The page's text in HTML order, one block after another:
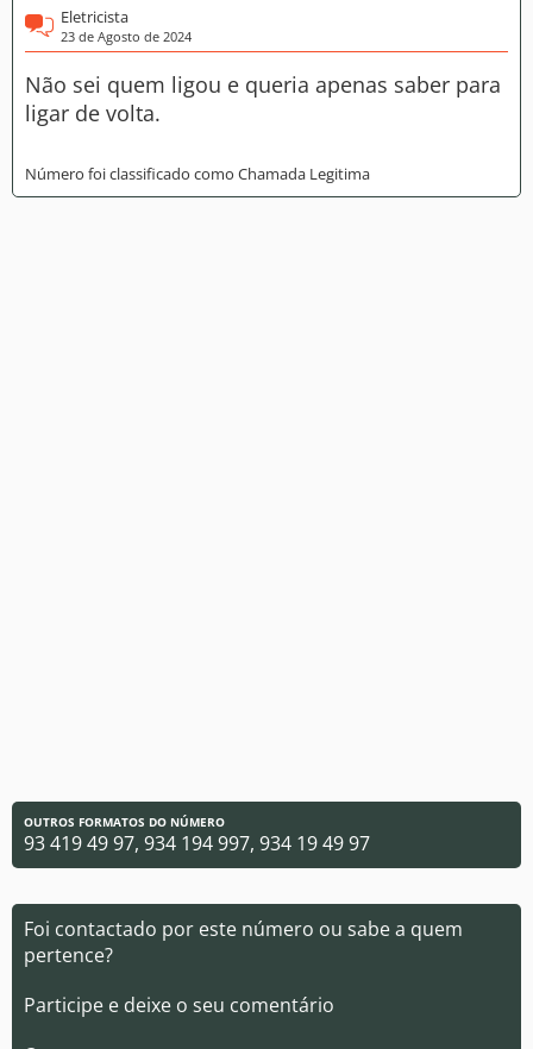
Eletricista
23 de Agosto de 2024
Não sei quem ligou e queria apenas saber para
ligar de volta.
Número foi classificado como Chamada Legitima
OUTROS FORMATOS DO NÚMERO
93 419 49 97, 934 194 997, 934 19 49 97
Foi contactado por este número ou sabe a quem
pertence?
Participe e deixe o seu comentário